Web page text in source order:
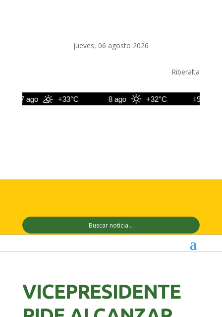
jueves, 06 agosto 2026
Riberalta
7 ago +33°C 8 ago +32°C 9 ago
VICEPRESIDENTE